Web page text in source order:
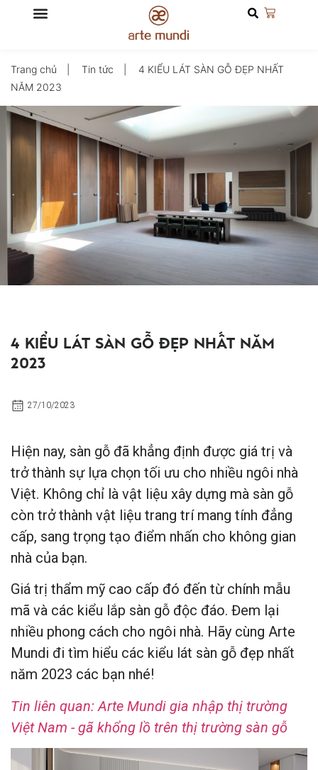
Trang chủ Tin tức
4 KIỂU LÁT SÀN GỖ ĐẸP NHẤT
NĂM 2023
4 KIỂU LÁT SÀN GỖ ĐẸP NHẤT NĂM
2023
27/10/2023
Hiện nay, sàn gỗ đã khẳng định được giá trị và
trở thành sự lựa chọn tối ưu cho nhiều ngôi nhà
Việt. Không chỉ là vật liệu xây dựng mà sàn gỗ
còn trở thành vật liệu trang trí mang tính đẳng
cấp, sang trọng tạo điểm nhấn cho không gian
nhà của bạn.
Giá trị thẩm mỹ cao cấp đó đến từ chính mẫu
mã và các kiểu lắp sàn gỗ độc đáo. Đem lại
nhiều phong cách cho ngôi nhà. Hãy cùng Arte
Mundi đi tìm hiểu các kiểu lát sàn gỗ đẹp nhất
năm 2023 các bạn nhé!
Tin liên quan: Arte Mundi gia nhập thị trường
Việt Nam - gã khổng lồ trên thị trường sàn gỗ